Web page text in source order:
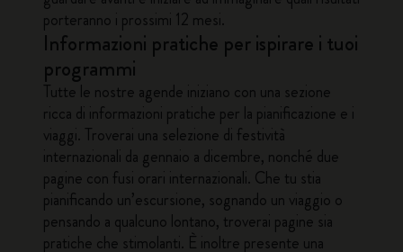
porteranno i prossimi 12 mesi.
Informazioni pratiche per ispirare i tuoi
programmi
Tutte le nostre agende iniziano con una sezione
ricca di informazioni pratiche per la pianificazione e i
viaggi. Troverai una selezione di festività
internazionali da gennaio a dicembre, nonché due
pagine con fusi orari internazionali. Che tu stia
pianificando un’escursione, sognando un viaggio o
pensando a qualcuno lontano, troverai pagine sia
pratiche che stimolanti. È inoltre presente una